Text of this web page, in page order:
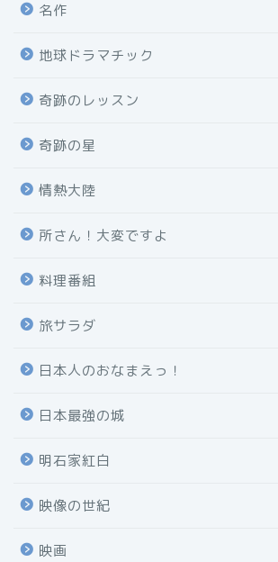
名作
地球ドラマチック
奇跡のレッスン
奇跡の星
情熱大陸
所さん！大変ですよ
料理番組
旅サラダ
日本人のおなまえっ！
日本最強の城
明石家紅白
映像の世紀
映画